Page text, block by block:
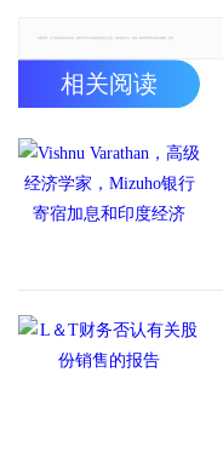
相关阅读